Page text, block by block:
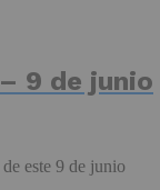
9 de junio
este 9 de junio